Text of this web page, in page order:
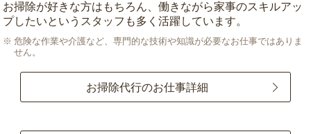
お掃除が好きな方はもちろん、働きながら家事のスキルアッ
プしたいというスタッフも多く活躍しています。
危険な作業や介護など、専門的な技術や知識が必要なお仕事ではありま
せん。
お掃除代行のお仕事詳細